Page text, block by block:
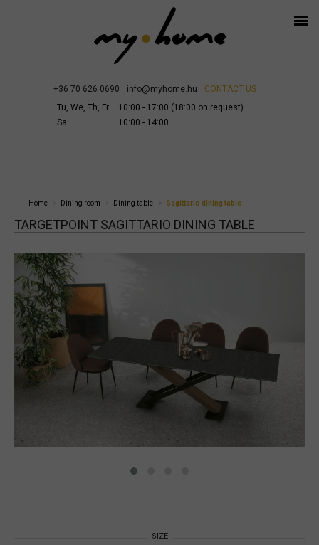
+36 70 626 0690 info@myhome.hu
CONTACT US
Tu, We, Th, Fr:
10:00 - 17:00 (18:00 on request)
Sa:
10:00 - 14:00
Home Dining room Dining table Sagittario dining table
TARGETPOINT SAGITTARIO DINING TABLE
SIZE